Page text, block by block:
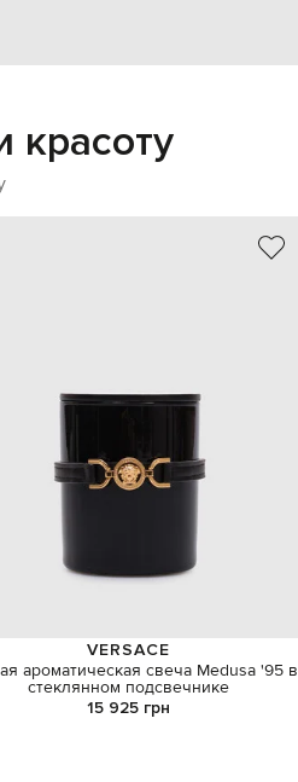
красоту
VERSACE
ароматическая свеча Medusa '95 в
стеклянном подсвечнике
15 925 грн